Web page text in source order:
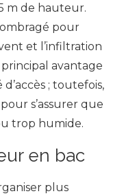
m de hauteur.
pour
et l’infiltration
principal avantage
; toutefois,
s’assurer que
trop humide.
en bac
plus